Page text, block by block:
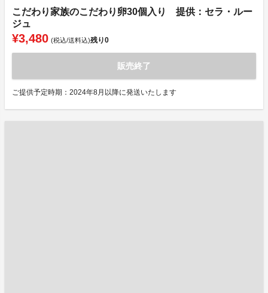
こだわり家族のこだわり卵30個入り 提供：セラ・ルー
ジュ
¥3,480 (税込/送料込)残り0
販売終了
ご提供予定時期：2024年8月以降に発送いたします